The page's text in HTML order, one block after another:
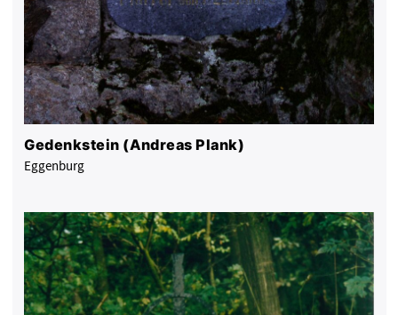
Gedenkstein (Andreas Plank)
Eggenburg